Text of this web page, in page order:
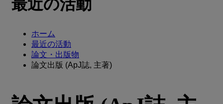
最近の活動
ホーム
最近の活動
論文・出版物
論文出版 (ApJ誌, 主著)